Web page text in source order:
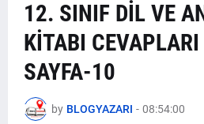
12. SINIF DİL VE
KİTABI CEVAPLARI
SAYFA-10
by BLOGYAZARI - 08:54:00